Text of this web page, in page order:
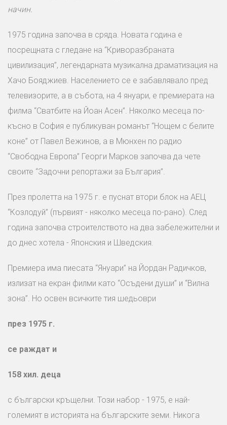
начин.
1975 година започва в сряда. Новата година е
посрещната с гледане на “Криворазбраната
цивилизация”, легендарната музикална драматизация на
Хачо Бояджиев. Населението се е забавлявало пред
телевизорите, а в събота, на 4 януари, е премиерата на
филма “Сватбите на Йоан Асен”. Няколко месеца по-
късно в София е публикуван романът “Нощем с белите
коне” от Павел Вежинов, а в Мюнхен по радио
“Свободна Европа” Георги Марков започва да чете
своите “Задочни репортажи за България”.
През пролетта на 1975 г. е пуснат втори блок на АЕЦ
“Козлодуй” (първият - няколко месеца по-рано). След
година започва строителството на два забележителни и
до днес хотела - Японския и Шведския.
Премиера има пиесата “Януари” на Йордан Радичков,
излизат на екран филми като “Осъдени души” и “Вилна
зона”. Но освен всичките тия шедьоври
през 1975 г.
се раждат и
158 хил. деца
с български кръщелни. Този набор - 1975, е най-
големият в историята на българските земи. Никога